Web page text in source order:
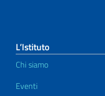
L’Istituto
Chi siamo
Eventi